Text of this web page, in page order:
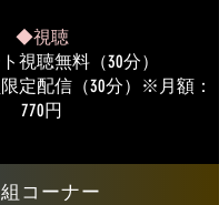
◆視聴
視聴無料（30分）
定配信（30分）※月額：
770円
コーナー